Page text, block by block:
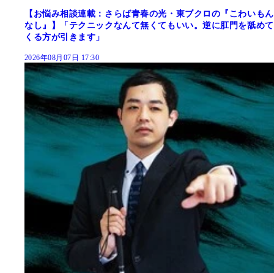
【お悩み相談連載：さらば青春の光・東ブクロの『こわいもん
なし』】「テクニックなんて無くてもいい。逆に肛門を舐めて
くる方が引きます」
2026年08月07日 17:30